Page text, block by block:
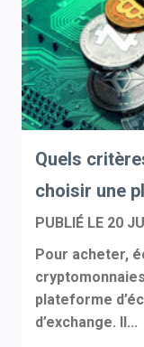
Quels
choisir une
PUBLIÉ LE 20
Pour acheter,
plateforme
d’exchange. Il...